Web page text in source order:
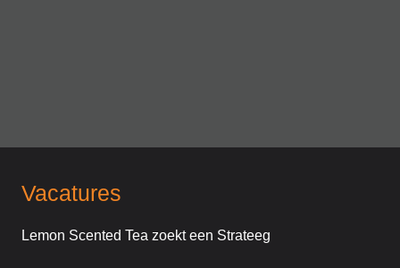
Vacatures
Lemon Scented Tea zoekt een Strateeg